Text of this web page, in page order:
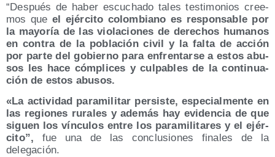
“Des­pués de haber escu­cha­do tales tes­ti­mo­nios cree­
mos que el ejér­ci­to colom­biano es res­pon­sa­ble por
la mayo­ría de las vio­la­cio­nes de dere­chos huma­nos
en con­tra de la pobla­ción civil y la fal­ta de acción
por par­te del gobierno para enfren­tar­se a estos abu­
sos les hace cóm­pli­ces y cul­pa­bles de la con­ti­nua­
ción de estos abusos.
«La acti­vi­dad para­mi­li­tar per­sis­te, espe­cial­men­te en
las regio­nes rura­les y ade­más hay evi­den­cia de que
siguen los víncu­los entre los para­mi­li­ta­res y el ejér­
ci­to”, fue una de las con­clu­sio­nes fina­les de la
delegación.